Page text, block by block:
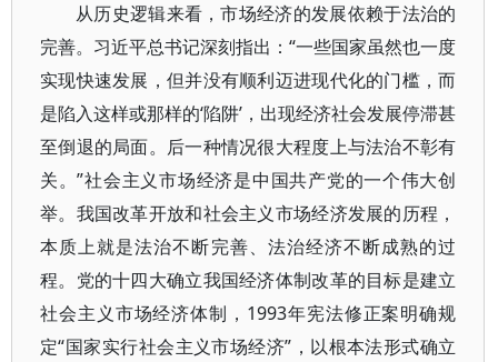
从历史逻辑来看，市场经济的发展依赖于法治的
完善。习近平总书记深刻指出：“一些国家虽然也一度
实现快速发展，但并没有顺利迈进现代化的门槛，而
是陷入这样或那样的‘陷阱’，出现经济社会发展停滞甚
至倒退的局面。后一种情况很大程度上与法治不彰有
关。”社会主义市场经济是中国共产党的一个伟大创
举。我国改革开放和社会主义市场经济发展的历程，
本质上就是法治不断完善、法治经济不断成熟的过
程。党的十四大确立我国经济体制改革的目标是建立
社会主义市场经济体制，1993年宪法修正案明确规
定“国家实行社会主义市场经济”，以根本法形式确立